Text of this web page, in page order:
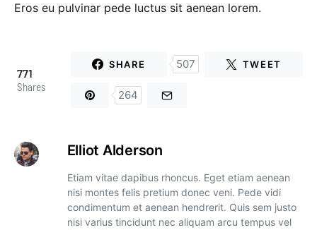
Eros eu pulvinar pede luctus sit aenean lorem.
771
Shares
SHARE 507 TWEET
264
Elliot Alderson
Etiam vitae dapibus rhoncus. Eget etiam aenean
nisi montes felis pretium donec veni. Pede vidi
condimentum et aenean hendrerit. Quis sem justo
nisi varius tincidunt nec aliquam arcu tempus vel